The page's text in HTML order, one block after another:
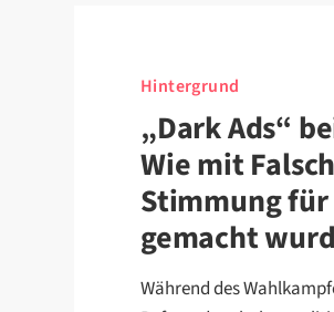
Hintergrund
„Dark Ads“
Wie mit
Stimmung
gemacht
Während des